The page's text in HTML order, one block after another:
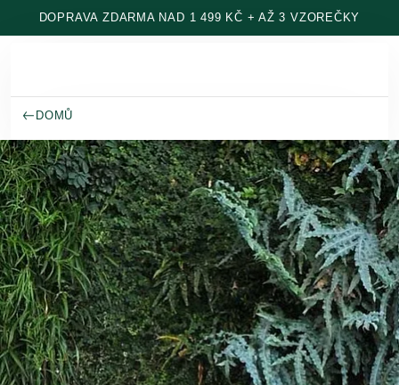
Přeskočit na hlavní obsah
DOPRAVA ZDARMA NAD 1 499 KČ + AŽ 3 VZOREČKY
DOMŮ